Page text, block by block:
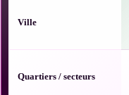
Ville
Quartiers / secteurs